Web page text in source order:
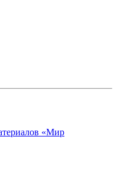
«Мир